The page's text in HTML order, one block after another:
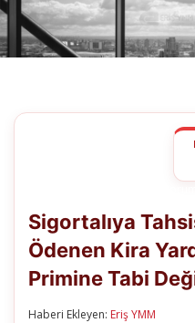
İçin
Kira
Sigortalıya
Ödenen Kira
Primine Tabi
Haberi Ekleyen: Eriş YMM